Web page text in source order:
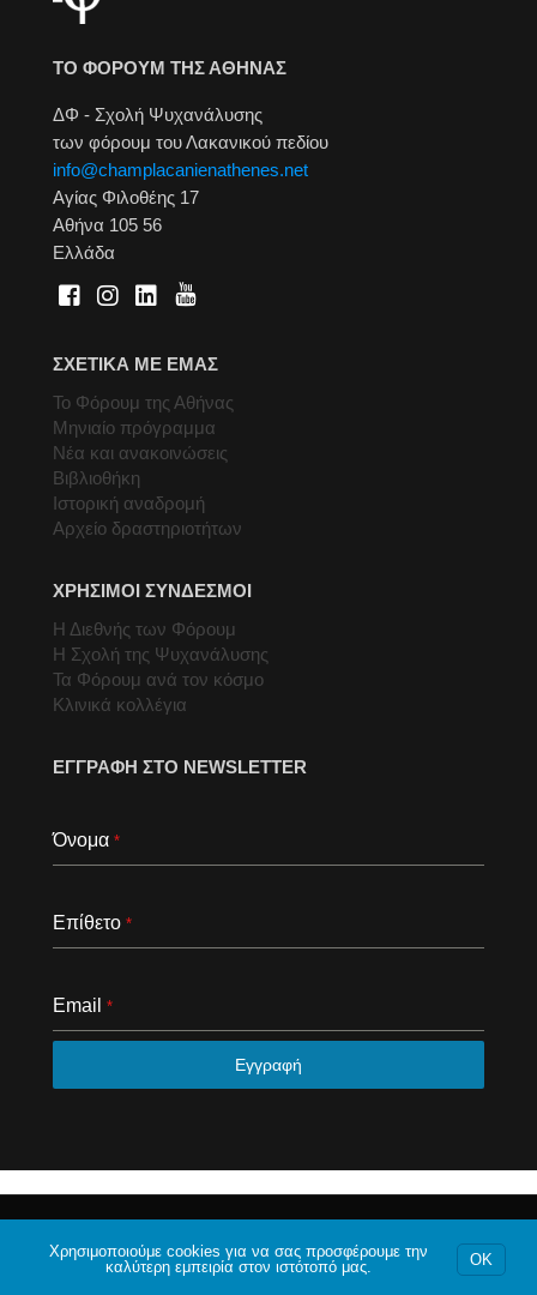
ΤΟ ΦΟΡΟΥΜ ΤΗΣ ΑΘΗΝΑΣ
ΔΦ - Σχολή Ψυχανάλυσης
των φόρουμ του Λακανικού πεδίου
info@champlacanienathenes.net
Αγίας Φιλοθέης 17
Αθήνα 105 56
Ελλάδα
ΣΧΕΤΙΚΑ ΜΕ ΕΜΑΣ
Το Φόρουμ της Αθήνας
Μηνιαίο πρόγραμμα
Νέα και ανακοινώσεις
Βιβλιοθήκη
Ιστορική αναδρομή
Αρχείο δραστηριοτήτων
ΧΡΗΣΙΜΟΙ ΣΥΝΔΕΣΜΟΙ
Η Διεθνής των Φόρουμ
Η Σχολή της Ψυχανάλυσης
Τα Φόρουμ ανά τον κόσμο
Κλινικά κολλέγια
ΕΓΓΡΑΦΗ ΣΤΟ NEWSLETTER
Όνομα *
Επίθετο *
Email *
Εγγραφή
νομίμου δικαιώματος.
Χρησιμοποιούμε cookies για να σας προσφέρουμε την
καλύτερη εμπειρία στον ιστότοπό μας.
OK